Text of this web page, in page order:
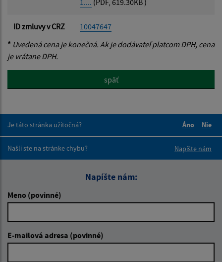
ID zmluvy v CRZ
10047647
* Uvedená cena je konečná. Ak je dodávateľ platcom DPH, cena
je vrátane DPH.
späť
Je táto stránka užitočná?
Áno
Nie
Našli ste na stránke chybu?
Napíšte nám
Napíšte nám:
Meno (povinné)
E-mailová adresa (povinné)